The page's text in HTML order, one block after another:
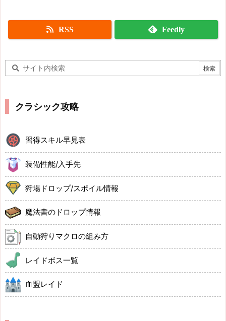
RSS Feedly
クラシック攻略
習得スキル早見表
装備性能/入手先
狩場ドロップ/スポイル情報
魔法書のドロップ情報
自動狩りマクロの組み方
レイドボス一覧
血盟レイド